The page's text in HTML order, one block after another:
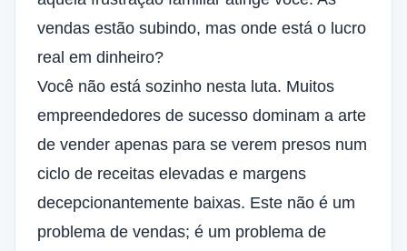
vendas estão subindo, mas onde está o lucro
real em dinheiro?
Você não está sozinho nesta luta. Muitos
empreendedores de sucesso dominam a arte
de vender apenas para se verem presos num
ciclo de receitas elevadas e margens
decepcionantemente baixas. Este não é um
problema de vendas; é um problema de